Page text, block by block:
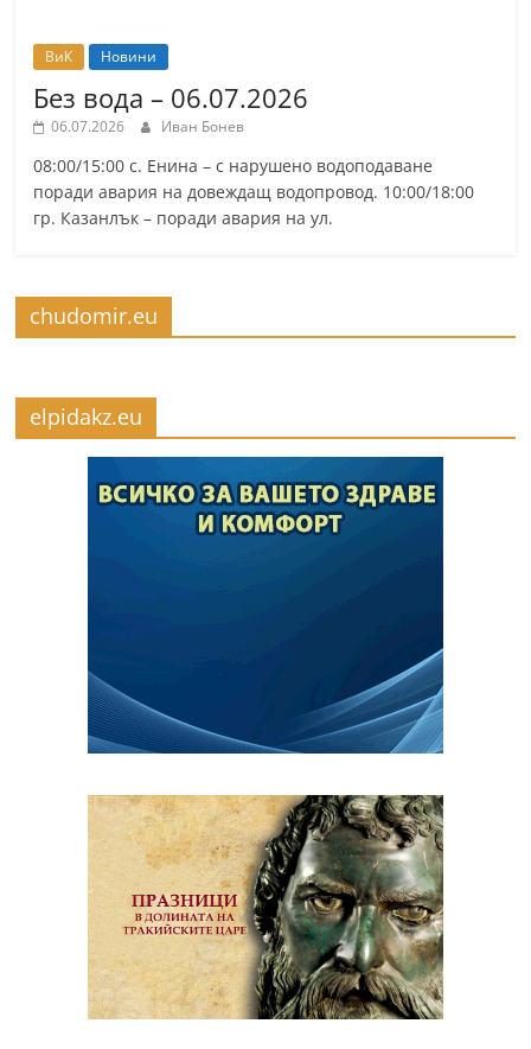
ВиК Новини
Без вода – 06.07.2026
06.07.2026 Иван Бонев
08:00/15:00 с. Енина – с нарушено водоподаване
поради авария на довеждащ водопровод. 10:00/18:00
гр. Казанлък – поради авария на ул.
chudomir.eu
elpidakz.eu